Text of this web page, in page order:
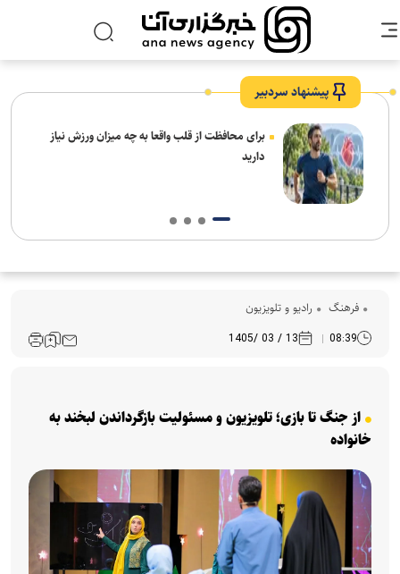
پیشنهاد سردبیر
برای محافظت از قلب واقعا به چه میزان ورزش نیاز
دارید
فرهنگ‌ رادیو و تلویزیون
08:39
13 / 03 /1405
از جنگ تا بازی؛ تلویزیون و مسئولیت بازگرداندن لبخند به
خانواده